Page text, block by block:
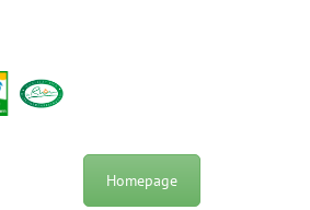
Homepage